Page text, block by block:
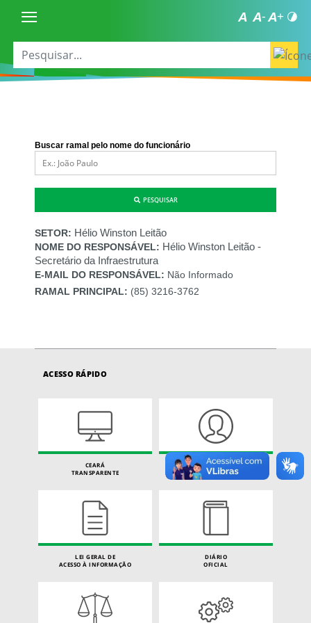
Buscar ramal pelo nome do funcionário
PESQUISAR
SETOR: Hélio Winston Leitão
NOME DO RESPONSÁVEL: Hélio Winston Leitão -
Secretário da Infraestrutura
E-MAIL DO RESPONSÁVEL: Não Informado
RAMAL PRINCIPAL: (85) 3216-3762
ACESSO RÁPIDO
CEARÁ
TRANSPARENTE
CARTA DE SERVIÇOS
DO CIDADÃO
LEI GERAL DE
ACESSO À INFORMAÇÃO
DIÁRIO
OFICIAL